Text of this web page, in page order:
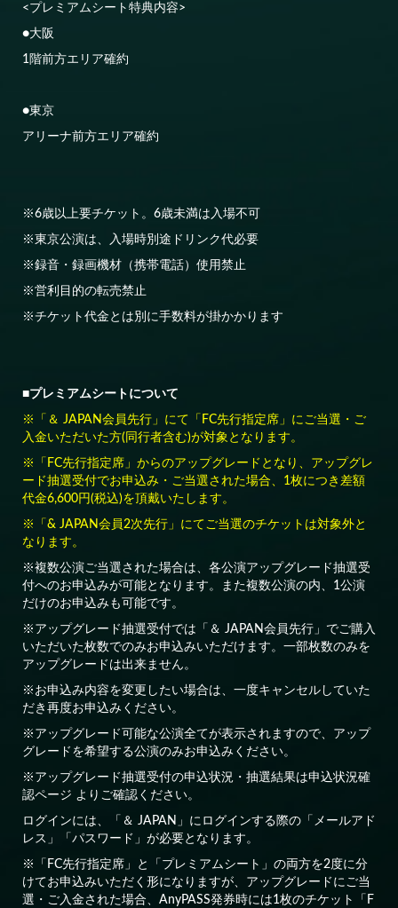
<プレミアムシート特典内容>
●大阪
1階前方エリア確約
●東京
アリーナ前方エリア確約
※6歳以上要チケット。6歳未満は入場不可
※東京公演は、入場時別途ドリンク代必要
※録音・録画機材（携帯電話）使用禁止
※営利目的の転売禁止
※チケット代金とは別に手数料が掛かかります
■プレミアムシートについて
※「＆ JAPAN会員先行」にて「FC先行指定席」にご当選・ご
入金いただいた方(同行者含む)が対象となります。
※「FC先行指定席」からのアップグレードとなり、アップグレ
ード抽選受付でお申込み・ご当選された場合、1枚につき差額
代金6,600円(税込)を頂戴いたします。
※「& JAPAN会員2次先行」にてご当選のチケットは対象外と
なります。
※複数公演ご当選された場合は、各公演アップグレード抽選受
付へのお申込みが可能となります。また複数公演の内、1公演
だけのお申込みも可能です。
※アップグレード抽選受付では「＆ JAPAN会員先行」でご購入
いただいた枚数でのみお申込みいただけます。一部枚数のみを
アップグレードは出来ません。
※お申込み内容を変更したい場合は、一度キャンセルしていた
だき再度お申込みください。
※アップグレード可能な公演全てが表示されますので、アップ
グレードを希望する公演のみお申込みください。
※アップグレード抽選受付の申込状況・抽選結果は申込状況確
認ページ よりご確認ください。
ログインには、「＆ JAPAN」にログインする際の「メールアド
レス」「パスワード」が必要となります。
※「FC先行指定席」と「プレミアムシート」の両方を2度に分
けてお申込みいただく形になりますが、アップグレードにご当
選・ご入金された場合、AnyPASS発券時には1枚のチケット「F